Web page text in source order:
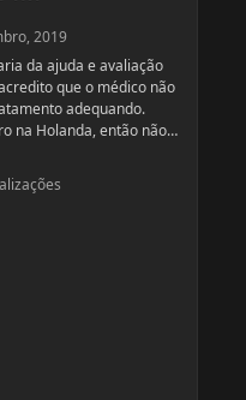
2019
da ajuda e avaliação
que o médico não
adequando.
na Holanda, então não
no médico da familia,
ou não se pede os